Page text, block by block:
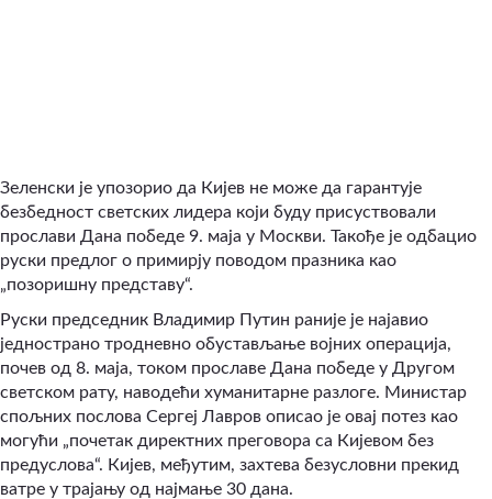
Зеленски је упозорио да Кијев не може да гарантује
безбедност светских лидера који буду присуствовали
прослави Дана победе 9. маја у Москви. Такође је одбацио
руски предлог о примирју поводом празника као
„позоришну представу“.
Руски председник Владимир Путин раније је најавио
једнострано тродневно обустављање војних операција,
почев од 8. маја, током прославе Дана победе у Другом
светском рату, наводећи хуманитарне разлоге. Министар
спољних послова Сергеј Лавров описао је овај потез као
могући „почетак директних преговора са Кијевом без
предуслова“. Кијев, међутим, захтева безусловни прекид
ватре у трајању од најмање 30 дана.